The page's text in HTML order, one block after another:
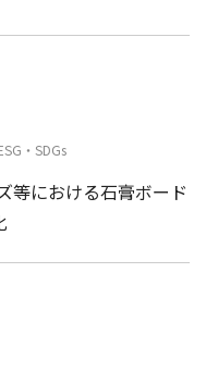
・SDGs
等における石膏ボード